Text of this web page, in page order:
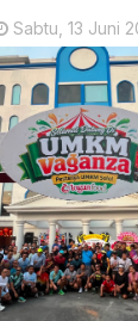
Sabtu, 13 Juni